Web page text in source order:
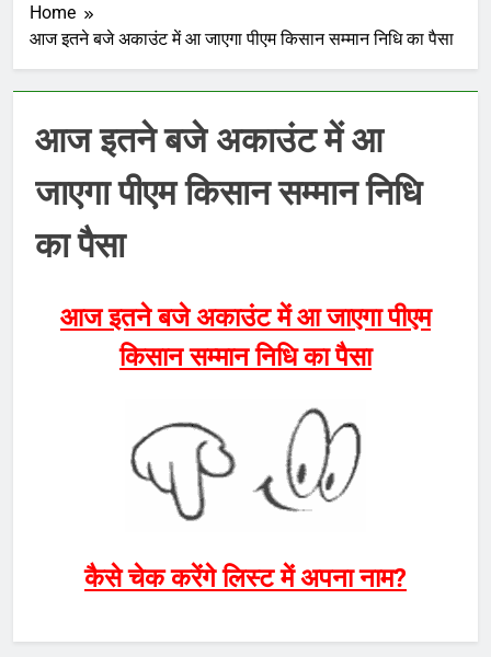
Home
आज इतने बजे अकाउंट में आ जाएगा पीएम किसान सम्मान निधि का पैसा
आज इतने बजे अकाउंट में आ
जाएगा पीएम किसान सम्मान निधि
का पैसा
आज इतने बजे अकाउंट में आ जाएगा पीएम
किसान सम्मान निधि का पैसा
कैसे चेक करेंगे लिस्ट में अपना नाम?